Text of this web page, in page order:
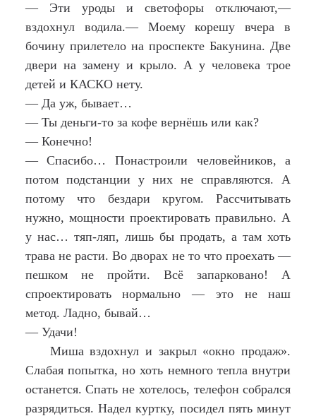
— Эти уроды и светофоры отключают,—
вздохнул водила.— Моему корешу вчера в
бочину прилетело на проспекте Бакунина. Две
двери на замену и крыло. А у человека трое
детей и КАСКО нету.
— Да уж, бывает…
— Ты деньги-то за кофе вернёшь или как?
— Конечно!
— Спасибо… Понастроили человейников, а
потом подстанции у них не справляются. А
потому что бездари кругом. Рассчитывать
нужно, мощности проектировать правильно. А
у нас… тяп-ляп, лишь бы продать, а там хоть
трава не расти. Во дворах не то что проехать —
пешком не пройти. Всё запарковано! А
спроектировать нормально — это не наш
метод. Ладно, бывай…
— Удачи!
Миша вздохнул и закрыл «окно продаж».
Слабая попытка, но хоть немного тепла внутри
останется. Спать не хотелось, телефон собрался
разрядиться. Надел куртку, посидел пять минут